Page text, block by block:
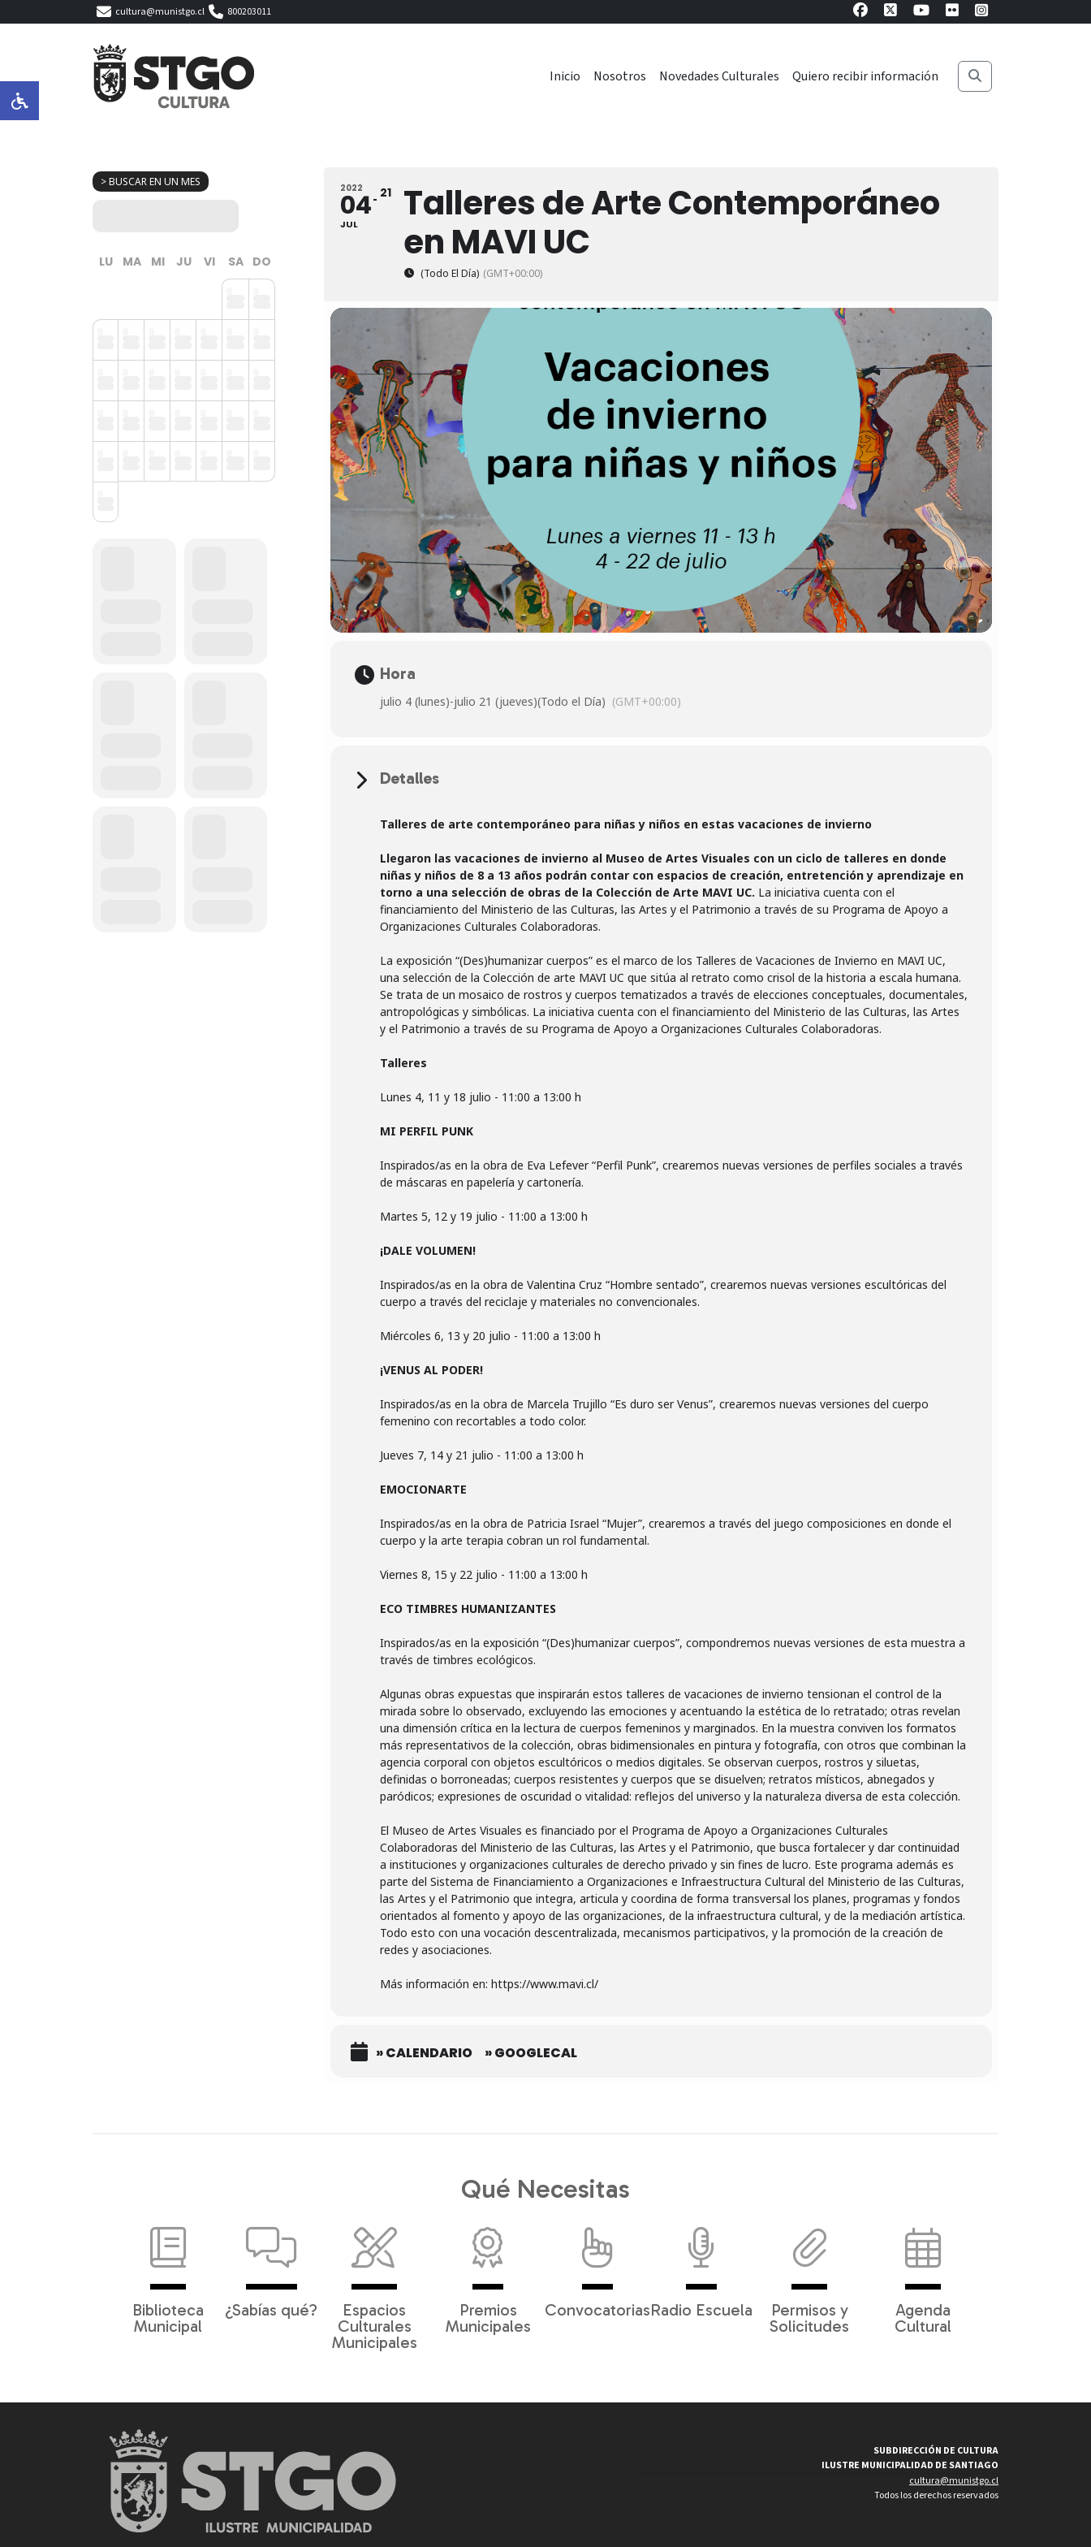
cultura@munistgo.cl 800203011
Inicio Nosotros Novedades Culturales Quiero recibir información
> BUSCAR EN UN MES
LU MA MI JU VI SA DO
2022
04
JUL
21
Talleres de Arte Contemporáneo
en MAVI UC
(Todo El Día) (GMT+00:00)
Hora
julio 4 (lunes)-julio 21 (jueves)(Todo el Día) (GMT+00:00)
Detalles
Talleres de arte contemporáneo para niñas y niños en estas vacaciones de invierno
Llegaron las vacaciones de invierno al Museo de Artes Visuales con un ciclo de talleres en donde
niñas y niños de 8 a 13 años podrán contar con espacios de creación, entretención y aprendizaje en
torno a una selección de obras de la Colección de Arte MAVI UC. La iniciativa cuenta con el
financiamiento del Ministerio de las Culturas, las Artes y el Patrimonio a través de su Programa de Apoyo a
Organizaciones Culturales Colaboradoras.
La exposición “(Des)humanizar cuerpos” es el marco de los Talleres de Vacaciones de Invierno en MAVI UC,
una selección de la Colección de arte MAVI UC que sitúa al retrato como crisol de la historia a escala humana.
Se trata de un mosaico de rostros y cuerpos tematizados a través de elecciones conceptuales, documentales,
antropológicas y simbólicas. La iniciativa cuenta con el financiamiento del Ministerio de las Culturas, las Artes
y el Patrimonio a través de su Programa de Apoyo a Organizaciones Culturales Colaboradoras.
Talleres
Lunes 4, 11 y 18 julio - 11:00 a 13:00 h
MI PERFIL PUNK
Inspirados/as en la obra de Eva Lefever “Perfil Punk”, crearemos nuevas versiones de perfiles sociales a través
de máscaras en papelería y cartonería.
Martes 5, 12 y 19 julio - 11:00 a 13:00 h
¡DALE VOLUMEN!
Inspirados/as en la obra de Valentina Cruz “Hombre sentado”, crearemos nuevas versiones escultóricas del
cuerpo a través del reciclaje y materiales no convencionales.
Miércoles 6, 13 y 20 julio - 11:00 a 13:00 h
¡VENUS AL PODER!
Inspirados/as en la obra de Marcela Trujillo “Es duro ser Venus”, crearemos nuevas versiones del cuerpo
femenino con recortables a todo color.
Jueves 7, 14 y 21 julio - 11:00 a 13:00 h
EMOCIONARTE
Inspirados/as en la obra de Patricia Israel “Mujer”, crearemos a través del juego composiciones en donde el
cuerpo y la arte terapia cobran un rol fundamental.
Viernes 8, 15 y 22 julio - 11:00 a 13:00 h
ECO TIMBRES HUMANIZANTES
Inspirados/as en la exposición “(Des)humanizar cuerpos”, compondremos nuevas versiones de esta muestra a
través de timbres ecológicos.
Algunas obras expuestas que inspirarán estos talleres de vacaciones de invierno tensionan el control de la
mirada sobre lo observado, excluyendo las emociones y acentuando la estética de lo retratado; otras revelan
una dimensión crítica en la lectura de cuerpos femeninos y marginados. En la muestra conviven los formatos
más representativos de la colección, obras bidimensionales en pintura y fotografía, con otros que combinan la
agencia corporal con objetos escultóricos o medios digitales. Se observan cuerpos, rostros y siluetas,
definidas o borroneadas; cuerpos resistentes y cuerpos que se disuelven; retratos místicos, abnegados y
paródicos; expresiones de oscuridad o vitalidad: reflejos del universo y la naturaleza diversa de esta colección.
El Museo de Artes Visuales es financiado por el Programa de Apoyo a Organizaciones Culturales
Colaboradoras del Ministerio de las Culturas, las Artes y el Patrimonio, que busca fortalecer y dar continuidad
a instituciones y organizaciones culturales de derecho privado y sin fines de lucro. Este programa además es
parte del Sistema de Financiamiento a Organizaciones e Infraestructura Cultural del Ministerio de las Culturas,
las Artes y el Patrimonio que integra, articula y coordina de forma transversal los planes, programas y fondos
orientados al fomento y apoyo de las organizaciones, de la infraestructura cultural, y de la mediación artística.
Todo esto con una vocación descentralizada, mecanismos participativos, y la promoción de la creación de
redes y asociaciones.
Más información en: https://www.mavi.cl/
» CALENDARIO » GOOGLECAL
Qué Necesitas
Biblioteca
Municipal
¿Sabías qué?
Espacios
Culturales
Municipales
Premios
Municipales
ConvocatoriasRadio Escuela
Permisos y
Solicitudes
Agenda
Cultural
SUBDIRECCIÓN DE CULTURA
ILUSTRE MUNICIPALIDAD DE SANTIAGO
cultura@munistgo.cl
Todos los derechos reservados